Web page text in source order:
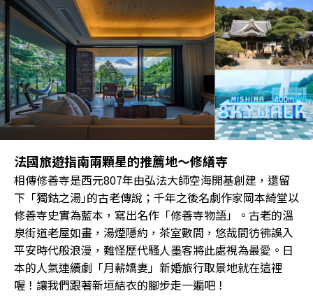
法國旅遊指南兩顆星的推薦地～修繕寺
相傳修善寺是西元807年由弘法大師空海開基創建，還留
下「獨鈷之湯｣的古老傳說；千年之後名劇作家岡本綺堂以
修善寺史實為藍本，寫出名作「修善寺物語」。古老的溫
泉街道老屋如畫，湯煙隱約，茶室數間，悠哉間彷彿誤入
平安時代般浪漫，難怪歷代騷人墨客將此處視為最愛。日
本的人氣連續劇「月薪嬌妻」新婚旅行取景地就在這裡
喔！讓我們跟著新垣結衣的腳步走一遍吧！